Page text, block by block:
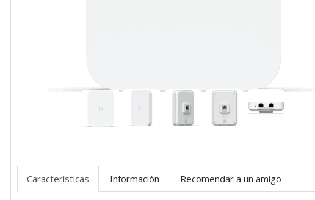
Características Información Recomendar a un amigo